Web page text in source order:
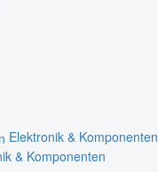
Elektronik & Komponenten
& Komponenten